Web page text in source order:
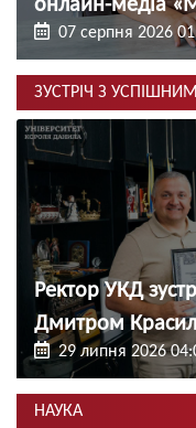
онлайн-медіа
07 серпня 2026
ЗУСТРІЧ З
Ректор УКД
Дмитром
29 липня 2026
НАУКА